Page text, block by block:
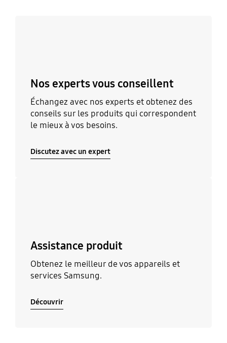
Nos experts vous conseillent
Échangez avec nos experts et obtenez des
conseils sur les produits qui correspondent
le mieux à vos besoins.
Discutez avec un expert
Assistance produit
Obtenez le meilleur de vos appareils et
services Samsung.
Découvrir